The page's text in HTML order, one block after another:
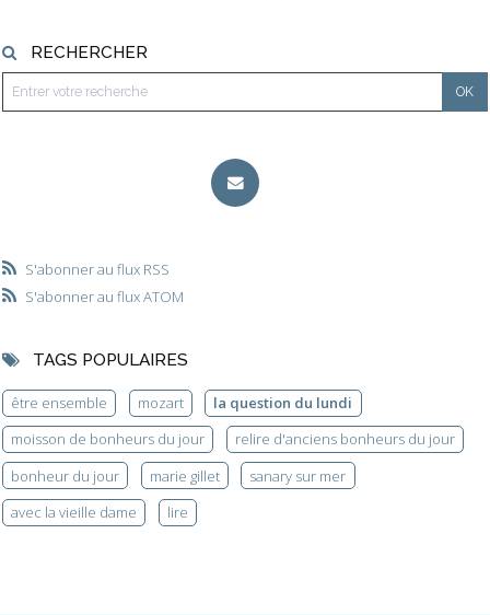
RECHERCHER
S'abonner au flux RSS
S'abonner au flux ATOM
TAGS POPULAIRES
être ensemble mozart
la question du lundi
moisson de bonheurs du jour
relire d'anciens bonheurs du jour
bonheur du jour
marie gillet
sanary sur mer
avec la vieille dame
lire